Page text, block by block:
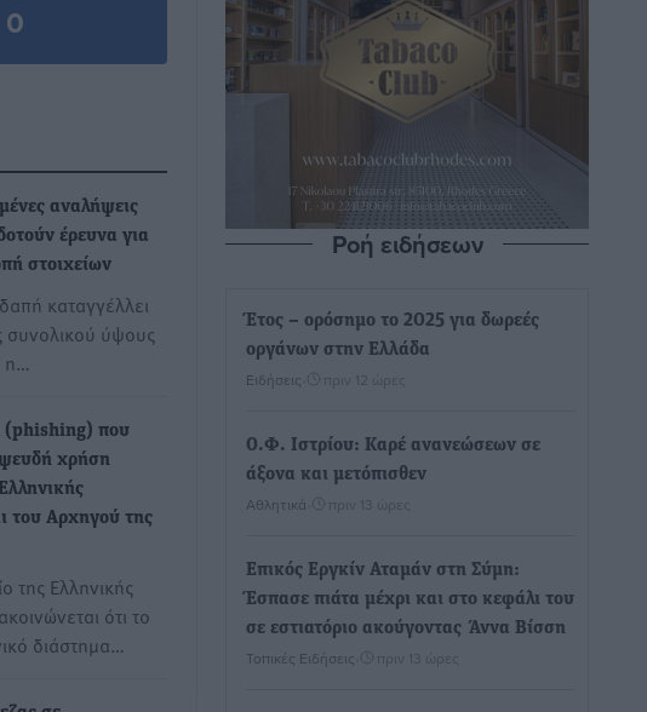
0
αναλήψεις
έρευνα για
στοιχείων
καταγγέλλει
συνολικού ύψους
η…
(phishing) που
ψευδή χρήση
του Αρχηγού της
της Ελληνικής
ότι το
διάστημα…
Ροή ειδήσεων
Έτος – ορόσημο το 2025 για δωρεές
οργάνων στην Ελλάδα
Ειδήσεις πριν 12 ώρες
Ο.Φ. Ιστρίου: Καρέ ανανεώσεων σε
άξονα και μετόπισθεν
Αθλητικά πριν 13 ώρες
Επικός Εργκίν Αταμάν στη Σύμη:
Έσπασε πιάτα μέχρι και στο κεφάλι του
σε εστιατόριο ακούγοντας Άννα Βίσση
Τοπικές Ειδήσεις πριν 13 ώρες